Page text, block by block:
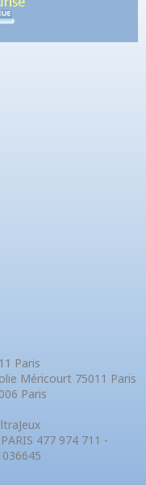
Paris
Méricourt 75011 Paris
Paris
477 974 711 -